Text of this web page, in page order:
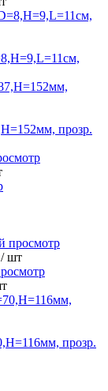
прозр.
просмотр
/ шт
прозр.